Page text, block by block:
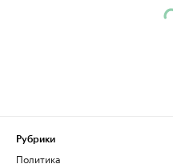
Рубрики
Политика